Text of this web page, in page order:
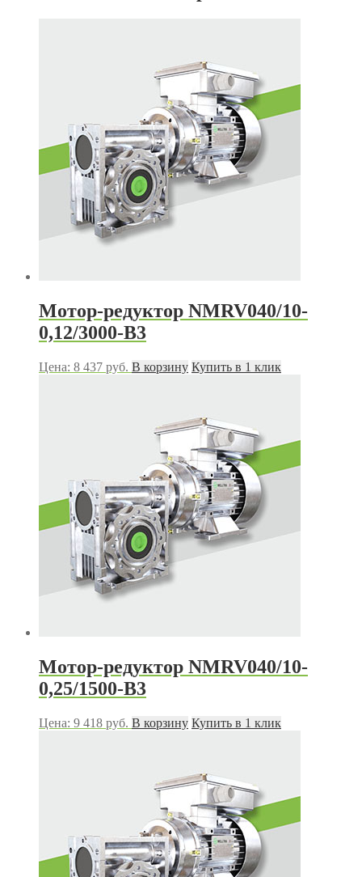
Мотор-редуктор NMRV040/10-
0,12/3000-B3
Цена: 8 437 руб. В корзину Купить в 1 клик
Мотор-редуктор NMRV040/10-
0,25/1500-В3
Цена: 9 418 руб. В корзину Купить в 1 клик